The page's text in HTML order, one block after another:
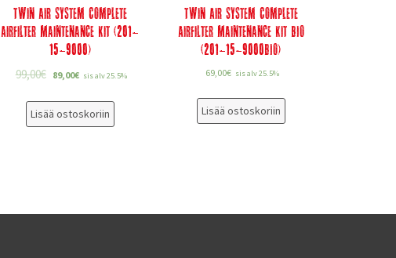
Twin Air System Complete
Airfilter Maintenance Kit (201-
15-9000)
99,00€ 89,00€ sis alv 25.5%
Lisää ostoskoriin
Twin Air System Complete
Airfilter Maintenance Kit BIO
(201-15-9000BIO)
69,00€ sis alv 25.5%
Lisää ostoskoriin